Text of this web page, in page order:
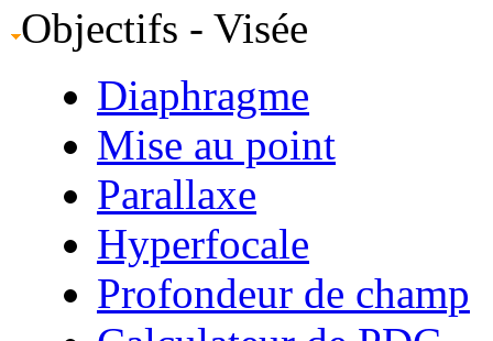
Objectifs - Visée
Diaphragme
Mise au point
Parallaxe
Hyperfocale
Profondeur de champ